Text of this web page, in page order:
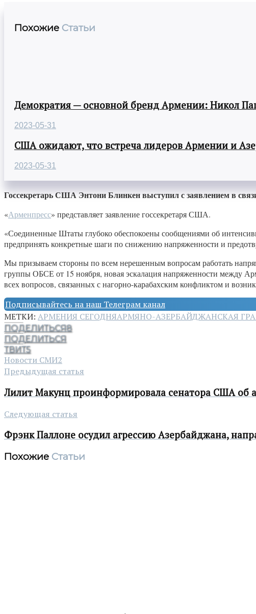
Похожие Статьи
Демократия — основной бренд Армении: Никол
2023-05-31
США ожидают, что встреча лидеров Армении и
2023-05-31
Госсекретарь США Энтони Блинкен выступил с заявлением в
«Арменпресс» представляет заявление госсекретаря США.
«Соединенные Штаты глубоко обеспокоены сообщениями об
предпринять конкретные шаги по снижению напряженности и
Мы призываем стороны по всем нерешенным вопросам работать
группы ОБСЕ от 15 ноября, новая эскалация напряженности между
всех вопросов, связанных с нагорно-карабахским конфликтом и
Подписывайтесь на наш Телеграм канал
МЕТКИ: АРМЕНИЯ СЕГОДНЯАРМЯНО-АЗЕРБАЙДЖАНСКАЯ
ПОДЕЛИТЬСЯ8
ПОДЕЛИТЬСЯ
ТВИТ5
Новости СМИ2
Предыдущая статья
Лилит Макунц проинформировала сенатора США об
Следующая статья
Фрэнк Паллоне осудил агрессию Азербайджана,
Похожие Статьи